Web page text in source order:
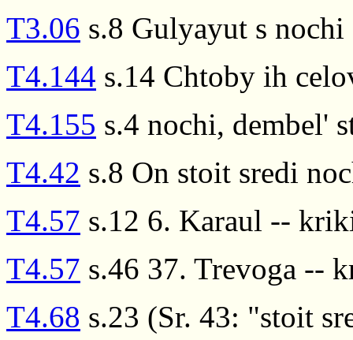
T3.06 s.8 Gulyayut s nochi
T4.144 s.14 Chtoby ih
T4.155 s.4 nochi, dembel'
T4.42 s.8 On stoit sredi
T4.57 s.12 6. Karaul --
T4.57 s.46 37. Trevoga --
T4.68 s.23 (Sr. 43: "stoit